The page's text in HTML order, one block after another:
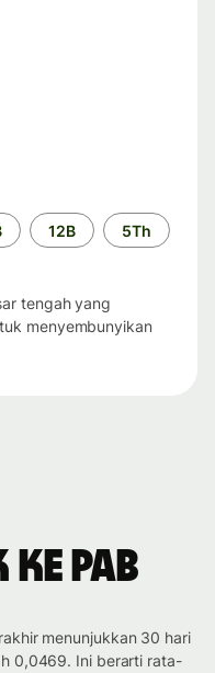
12B 5Th
tengah yang
menyembunyikan
PAB
menunjukkan 30 hari
0,0469. Ini berarti rata-